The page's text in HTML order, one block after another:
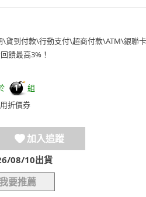
\貨到付款\行動支付\超商付款\ATM\銀聯卡
饋最高3%！
1
組
折價券
加入追蹤
08/10出貨
我要推薦